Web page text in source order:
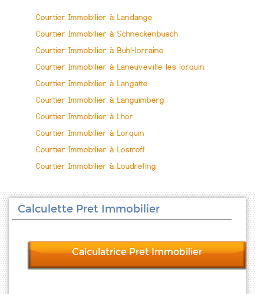
Courtier Immobilier à Landange
Courtier Immobilier à Schneckenbusch
Courtier Immobilier à Buhl-lorraine
Courtier Immobilier à Laneuveville-les-lorquin
Courtier Immobilier à Langatte
Courtier Immobilier à Languimberg
Courtier Immobilier à Lhor
Courtier Immobilier à Lorquin
Courtier Immobilier à Lostroff
Courtier Immobilier à Loudrefing
Calculette Pret Immobilier
Calculatrice Pret Immobilier